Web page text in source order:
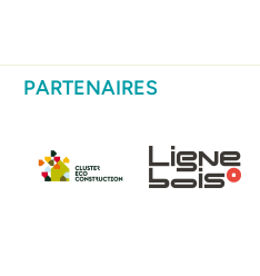
PARTENAIRES